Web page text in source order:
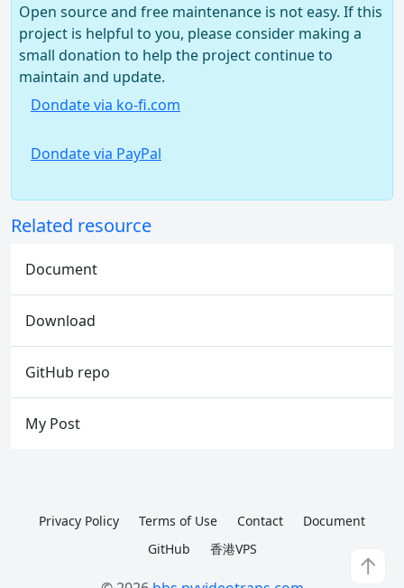
Open source and free maintenance is not easy. If this
project is helpful to you, please consider making a
small donation to help the project continue to
maintain and update.
Dondate via ko-fi.com
Dondate via PayPal
Related resource
Document
Download
GitHub repo
My Post
↑
Privacy Policy Terms of Use Contact
Document
GitHub
香港VPS